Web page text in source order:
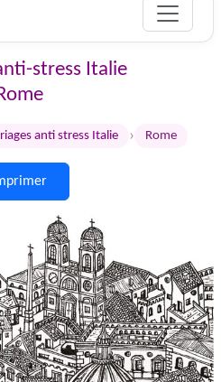
stress Italie
anti stress Italie › Rome